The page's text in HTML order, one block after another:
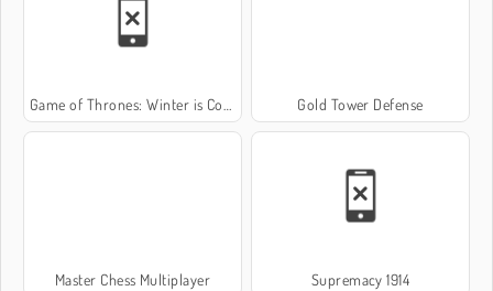
Game of Thrones: Winter is Coming Gold Tower Defense
Master Chess Multiplayer Supremacy 1914